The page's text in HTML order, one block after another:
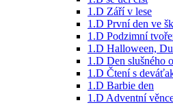
1.D Září v lese
1.D První den ve
1.D Podzimní
1.D Halloween,
1.D Den slušného
1.D Čtení s
1.D Barbie den
1.D Adventní